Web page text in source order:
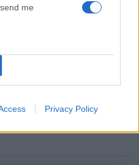
me
Privacy Policy
ασελγήσει σε